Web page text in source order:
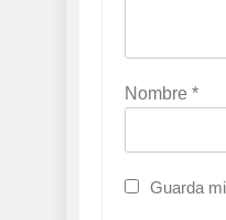
Nombre *
Guarda